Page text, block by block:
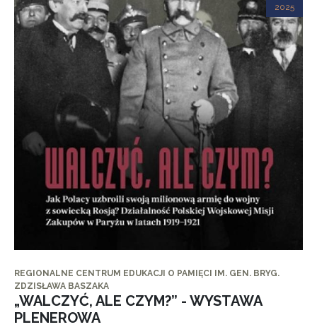
2025
REGIONALNE CENTRUM EDUKACJI O PAMIĘCI IM. GEN. BRYG.
ZDZISŁAWA BASZAKA
„WALCZYĆ, ALE CZYM?” - WYSTAWA
PLENEROWA